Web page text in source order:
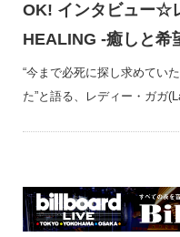
OK! インタビュー☆
HEALING -癒しと希
“今まで必死に探し求めてい
た”と語る、レディー・ガガ